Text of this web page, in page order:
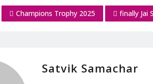
Champions Trophy 2025 finally Jai
Satvik Samachar